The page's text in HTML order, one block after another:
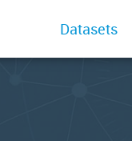
Datasets